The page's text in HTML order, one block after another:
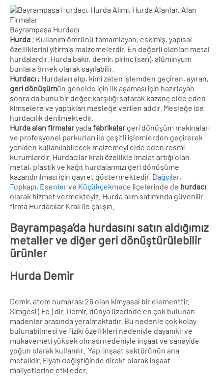
Bayrampaşa Hurdacı
Hurda ; Kullanım ömrünü tamamlayan, eskimiş, yapısal
özelliklerini yitirmiş malzemelerdir. En değerli olanları metal
hurdalardır. Hurda bakır, demir, pirinç (sarı), alüminyum
bunlara örnek olarak sayılabilir.
Hurdacı ; Hurdaları alıp, kimi zaten işlemden geçiren, ayıran,
geri dönüşümün genelde için ilk aşaması için hazırlayan
sonra da bunu bir değer karşılığı satarak kazanç elde eden
kimselere ve yaptıkları mesleğe verilen addır. Mesleğe ise
hurdacılık denilmektedir.
Hurda alan firmalaryada fabrikalar geri dönüşüm makinaları
ve profesyonel parkurları ile çeşitli işlemlerden geçirerek
yeniden kullanılabilecek malzemeyi elde eden resmi
kurumlardır. Hurdacılar kralı özellikle imalat artığı olan
metal, plastik ve kağıt hurdalarınızı geri dönüşüme
kazandırılması için gayret göstermektedir. Bağcılar,
Topkapı, Esenlerve Küçükçekmece ilçelerinde de hurdacı
olarak hizmet vermekteyiz. Hurda alım satımında güvenilir
firma Hurdacılar Kralı ile çalışın.
Bayrampaşa’da hurdasını satın aldığımız
metaller ve diğer geri dönüştürülebilir
ürünler
Hurda Demir
Demir, atom numarası 26 olan kimyasal bir elementtir.
Simgesi ( Fe ) dir. Demir, dünya üzerinde en çok bulunan
madenler arasında yeralmaktadır. Bu nedenle çok kolay
bulunabilmesi ve fiziki özellikleri nedeniyle dayanıklı ve
mukavemeti yüksek olması nedeniyle inşaat ve sanayide
yoğun olarak kullanılır. Yapı inşaat sektörünün ana
metalidir. Fiyatı değiştiğinde direkt olarak inşaat
maliyetlerine etki eder.